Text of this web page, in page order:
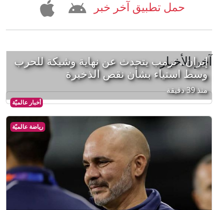
حمل تطبيق آخر خبر
آخر الأخبار
أخبار عالميّة
إيران.. ترمب يتحدث عن نهاية وشيكة للحرب
وسط استياء بشأن نقص الذخيرة
منذ 39 دقيقة
رياضة عالميّة